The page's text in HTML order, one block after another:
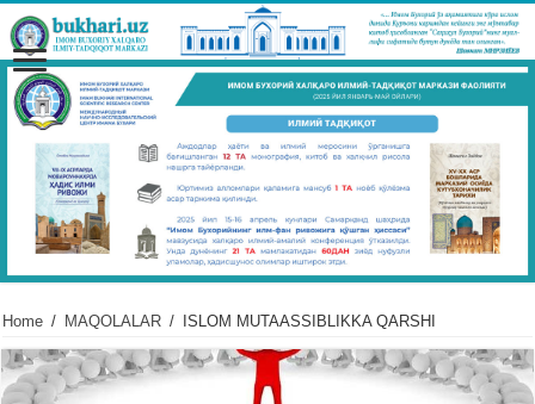
Home / MAQOLALAR / ISLOM MUTAASSIBLIKKA QARSHI